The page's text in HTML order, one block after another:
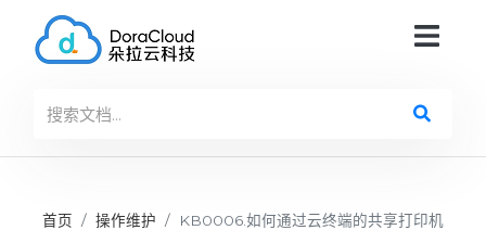
首页 操作维护 KB0006.如何通过云终端的共享打印机